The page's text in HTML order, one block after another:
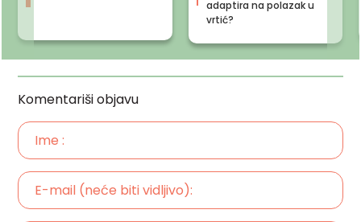
adaptira na polazak u
vrtić?
Komentariši objavu